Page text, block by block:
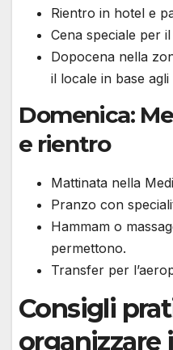
Rientro in hotel e
Cena speciale per
Dopocena nella
il locale in base
Domenica:
e rientro
Mattinata nella
Pranzo con
Hammam o
permettono.
Transfer per
Consigli
organizzare